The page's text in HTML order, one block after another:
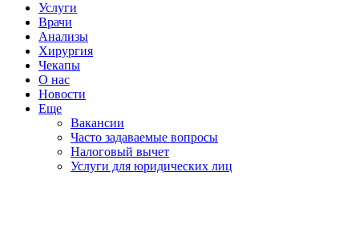
Услуги
Врачи
Анализы
Хирургия
Чекапы
О нас
Новости
Еще
Вакансии
Часто задаваемые вопросы
Налоговый вычет
Услуги для юридических лиц